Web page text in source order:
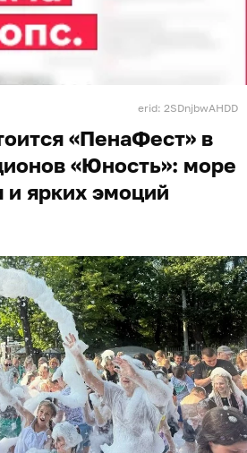
erid: 2SDnjbwAHDD
«ПенаФест» в
«Юность»: море
и ярких эмоций